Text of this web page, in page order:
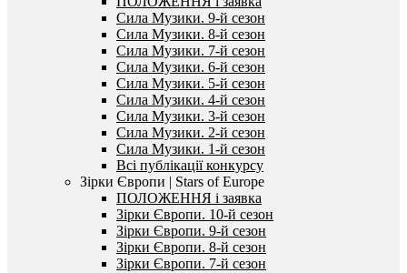
Сила Музики. 9-й сезон
Сила Музики. 8-й сезон
Сила Музики. 7-й сезон
Сила Музики. 6-й сезон
Сила Музики. 5-й сезон
Сила Музики. 4-й сезон
Сила Музики. 3-й сезон
Сила Музики. 2-й сезон
Сила Музики. 1-й сезон
Всі публікації конкурсу
Зірки Європи | Stars of Europe
ПОЛОЖЕННЯ і заявка
Зірки Європи. 10-й сезон
Зірки Європи. 9-й сезон
Зірки Європи. 8-й сезон
Зірки Європи. 7-й сезон